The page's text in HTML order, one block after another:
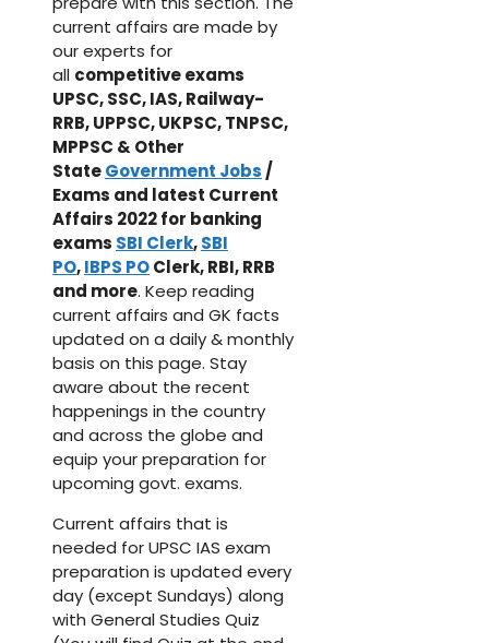
current affairs are made by
our experts for
all competitive exams
UPSC, SSC, IAS, Railway-
RRB, UPPSC, UKPSC, TNPSC,
MPPSC & Other
StateGovernment Jobs/
Exams and latest Current
Affairs 2022 for banking
exams SBI Clerk,SBI
PO,IBPS POClerk, RBI, RRB
and more. Keep reading
current affairs and GK facts
updated on a daily & monthly
basis on this page. Stay
aware about the recent
happenings in the country
and across the globe and
equip your preparation for
upcoming govt. exams.
Current affairs that is
needed for UPSC IAS exam
preparation is updated every
day (except Sundays) along
with General Studies Quiz